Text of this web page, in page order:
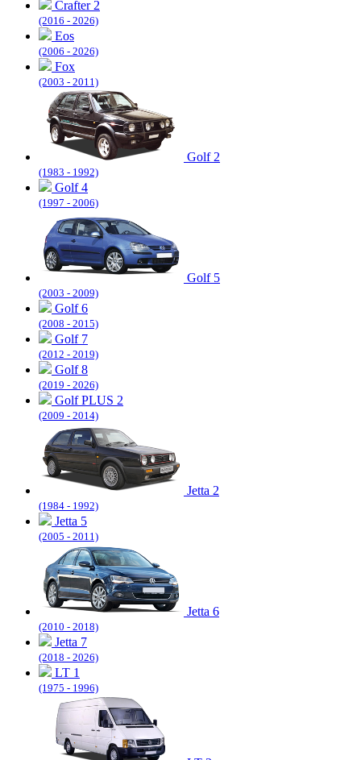
Crafter 2
(2016 - 2026)
Eos
(2006 - 2026)
Fox
(2003 - 2011)
Golf 2
(1983 - 1992)
Golf 4
(1997 - 2006)
Golf 5
(2003 - 2009)
Golf 6
(2008 - 2015)
Golf 7
(2012 - 2019)
Golf 8
(2019 - 2026)
Golf PLUS 2
(2009 - 2014)
Jetta 2
(1984 - 1992)
Jetta 5
(2005 - 2011)
Jetta 6
(2010 - 2018)
Jetta 7
(2018 - 2026)
LT 1
(1975 - 1996)